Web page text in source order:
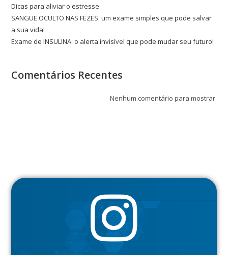
Dicas para aliviar o estresse
SANGUE OCULTO NAS FEZES: um exame simples que pode salvar
a sua vida!
Exame de INSULINA: o alerta invisível que pode mudar seu futuro!
Comentários Recentes
Nenhum comentário para mostrar.